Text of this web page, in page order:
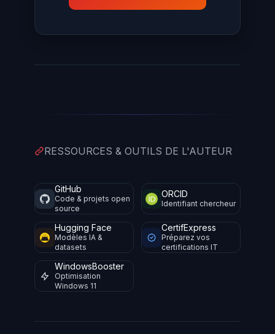
RESSOURCES & OUTILS DE L'AUTEUR
GitHub
Code & projets open
source
ORCID
Identifiant chercheur
Hugging Face
Modèles IA &
datasets
CertifExpress
Préparez vos
certifications IT
WindowsBooster
Optimisation
Windows 11